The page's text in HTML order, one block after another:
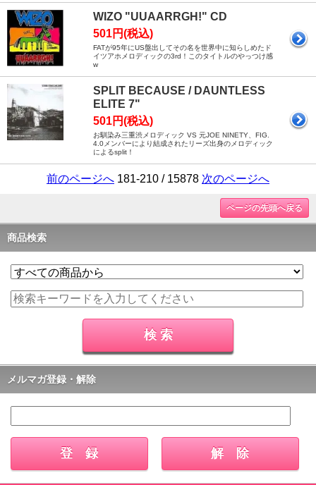
WIZO "UUAARRGH!" CD
501円(税込)
FATが95年にUS盤出してその名を世界中に知らしめたド
イツアホメロディックの3rd！このタイトルのやっつけ感
w
SPLIT BECAUSE / DAUNTLESS
ELITE 7"
501円(税込)
お馴染み三重渋メロディック VS 元JOE NINETY、FIG.
4.0メンバーにより結成されたリーズ出身のメロディック
によるsplit！
前のページへ 181-210 / 15878 次のページへ
ページの先頭へ戻る
商品検索
メルマガ登録・解除